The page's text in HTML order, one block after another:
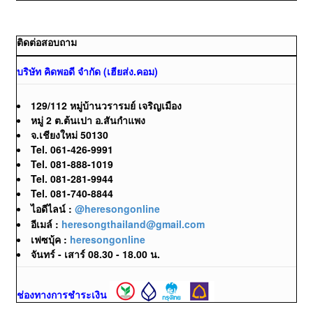
ติดต่อสอบถาม
บริษัท คิดพอดี จำกัด (เฮียส่ง.คอม)
129/112 หมู่บ้านวรารมย์ เจริญเมือง
หมู่ 2 ต.ต้นเปา อ.สันกำแพง
จ.เชียงใหม่ 50130
Tel. 061-426-9991
Tel. 081-888-1019
Tel. 081-281-9944
Tel. 081-740-8844
ไอดีไลน์ : @heresongonline
อีเมล์ : heresongthailand@gmail.com
เฟซบุ้ค : heresongonline
จันทร์ - เสาร์ 08.30 - 18.00 น.
ช่องทางการชำระเงิน